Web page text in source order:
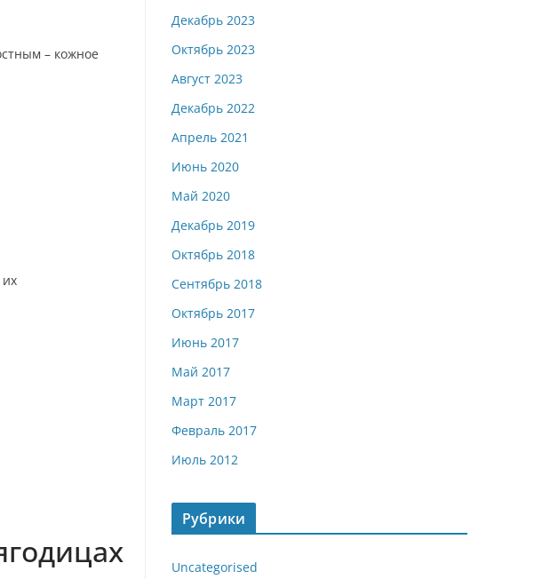
– кожное
Декабрь 2023
Октябрь 2023
Август 2023
Декабрь 2022
Апрель 2021
Июнь 2020
Май 2020
Декабрь 2019
Октябрь 2018
Сентябрь 2018
Октябрь 2017
Июнь 2017
Май 2017
Март 2017
Февраль 2017
Июль 2012
Рубрики
Uncategorised